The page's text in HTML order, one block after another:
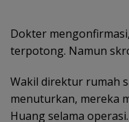
Dokter
terpotong. Namun
Wakil direktur rumah
menuturkan, mereka
Huang selama operasi.